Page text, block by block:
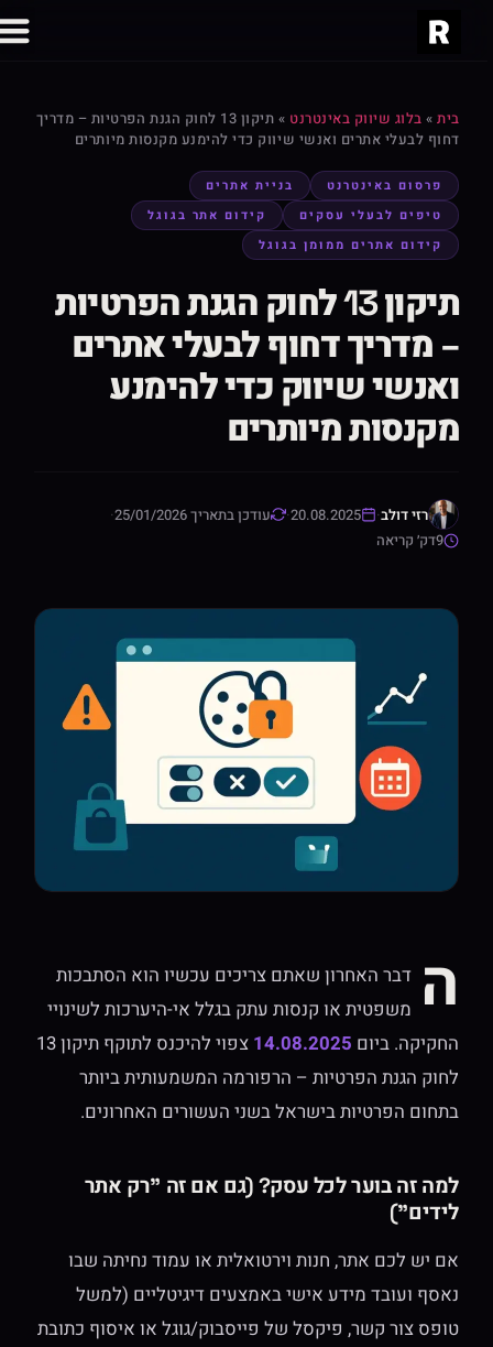
בית»בלוג שיווק באינטרנט»
תיקון 13 לחוק הגנת הפרטיות – מדריך
דחוף לבעלי אתרים ואנשי שיווק כדי להימנע מקנסות מיותרים
פרסום באינטרנט
בניית אתרים
טיפים לבעלי עסקים
קידום אתר בגוגל
קידום אתרים ממומן בגוגל
תיקון 13 לחוק הגנת הפרטיות
– מדריך דחוף לבעלי אתרים
ואנשי שיווק כדי להימנע
מקנסות מיותרים
רזי דולב·
20.08.2025
· עודכן בתאריך 25/01/2026
·
9דק׳ קריאה
ה דבר האחרון שאתם צריכים עכשיו הוא הסתבכות
משפטית או קנסות עתק בגלל אי-היערכות לשינויי
החקיקה. ביום 14.08.2025
צפוי להיכנס לתוקף תיקון 13
לחוק הגנת הפרטיות – הרפורמה המשמעותית ביותר
בתחום הפרטיות בישראל בשני העשורים האחרונים.
למה זה בוער לכל עסק? (גם אם זה "רק אתר
לידים")
אם יש לכם אתר, חנות וירטואלית או עמוד נחיתה שבו
נאסף ועובד מידע אישי באמצעים דיגיטליים (למשל
טופס צור קשר, פיקסל של פייסבוק/גוגל או איסוף כתובת